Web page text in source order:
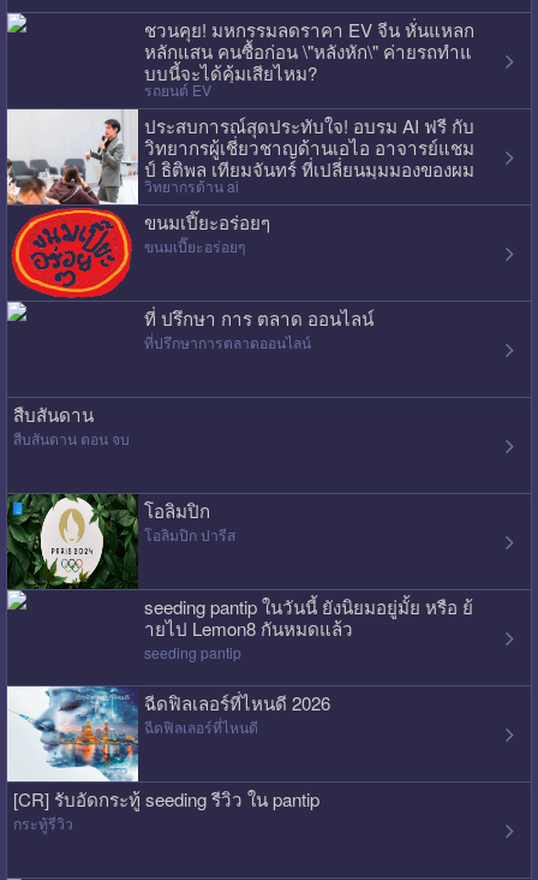
ชวนคุย! มหกรรมลดราคา EV จีน หั่นแหลก
หลักแสน คนซื้อก่อน \"หลังหัก\" ค่ายรถทำแ
บบนี้จะได้คุ้มเสียไหม?
รถยนต์ EV
ประสบการณ์สุดประทับใจ! อบรม AI ฟรี กับ
วิทยากรผู้เชี่ยวชาญด้านเอไอ อาจารย์แชม
ป์ ธิติพล เทียมจันทร์ ที่เปลี่ยนมุมมองของผม
ไปเลย
วิทยากรด้าน ai
ขนมเปี๊ยะอร่อยๆ
ขนมเปี๊ยะอร่อยๆ
ที่ ปรึกษา การ ตลาด ออนไลน์
ที่ปรึกษาการตลาดออนไลน์
สืบสันดาน
สืบสันดาน ตอน จบ
โอลิมปิก
โอลิมปิก ปารีส
seeding pantip ในวันนี้ ยังนิยมอยู่มั้ย หรือ ย้
ายไป Lemon8 กันหมดแล้ว
seeding pantip
ฉีดฟิลเลอร์ที่ไหนดี 2026
ฉีดฟิลเลอร์ที่ไหนดี
[CR] รับอัดกระทู้ seeding รีวิว ใน pantip
กระทู้รีวิว